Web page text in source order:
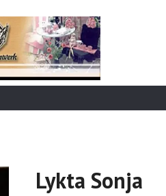
Lykta Sonja